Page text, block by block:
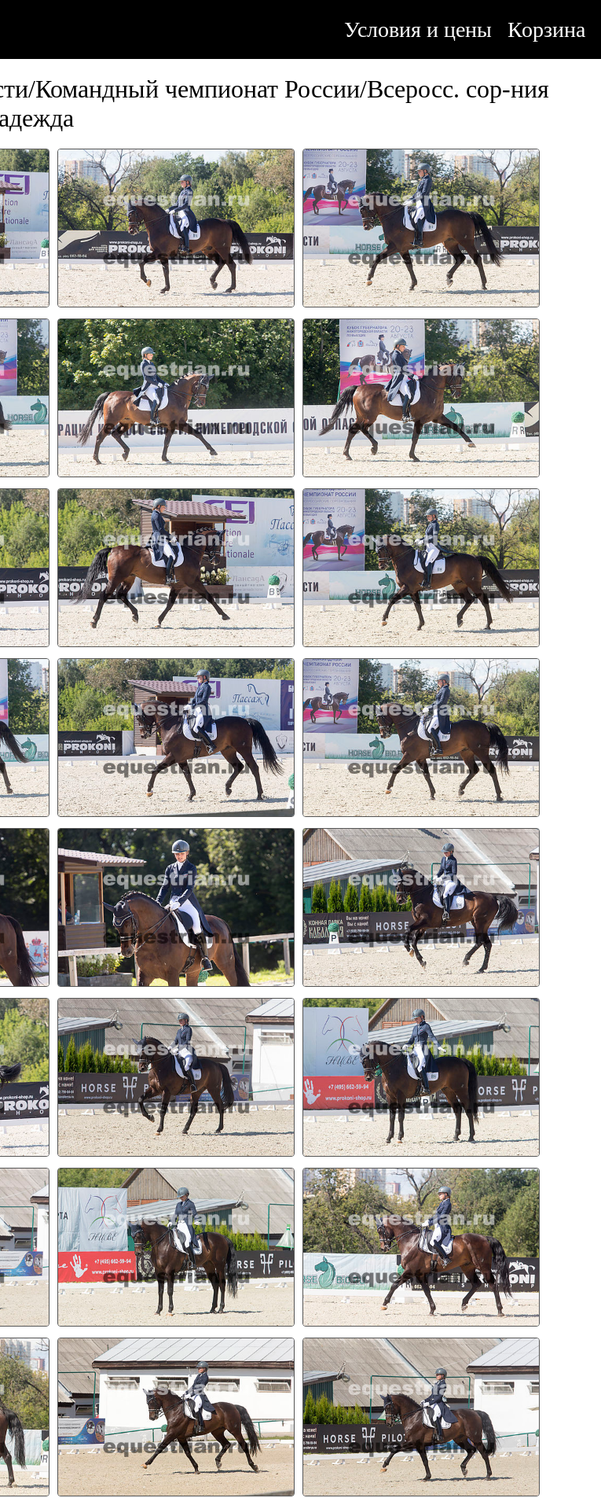
Корзина
Условия и цены
Командный чемпионат России/Всеросс. сор-ния